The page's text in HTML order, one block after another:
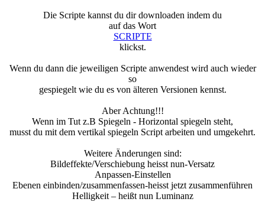
Die Scripte kannst du dir downloaden indem du
auf das Wort
SCRIPTE
klickst.
Wenn du dann die jeweiligen Scripte anwendest wird auch wieder
so
gespiegelt wie du es von älteren Versionen kennst.
Aber Achtung!!!
Wenn im Tut z.B Spiegeln - Horizontal spiegeln steht,
musst du mit dem vertikal spiegeln Script arbeiten und umgekehrt.
Weitere Änderungen sind:
Bildeffekte/Verschiebung heisst nun-Versatz
Anpassen-Einstellen
Ebenen einbinden/zusammenfassen-heisst jetzt zusammenführen
Helligkeit – heißt nun Luminanz